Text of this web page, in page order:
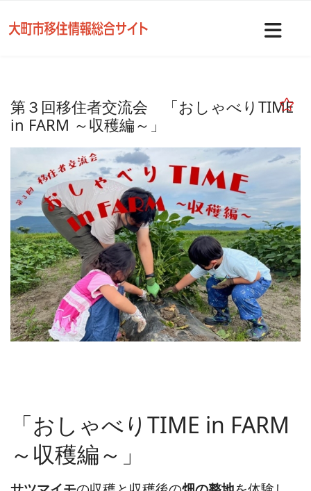
第３回移住者交流会 「おしゃべりTIME
in FARM ～収穫編～」
「おしゃべりTIME in FARM
～収穫編～」